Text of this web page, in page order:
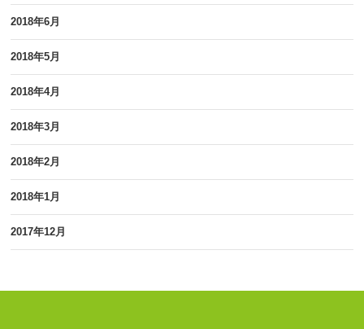
2018年6月
2018年5月
2018年4月
2018年3月
2018年2月
2018年1月
2017年12月